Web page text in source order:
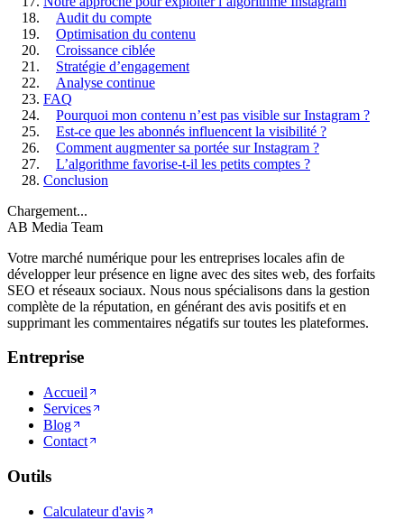
Audit du compte
Optimisation du contenu
Croissance ciblée
Stratégie d’engagement
Analyse continue
FAQ
Pourquoi mon contenu n’est pas visible sur Instagram ?
Est-ce que les abonnés influencent la visibilité ?
Comment augmenter sa portée sur Instagram ?
L’algorithme favorise-t-il les petits comptes ?
Conclusion
Chargement...
AB Media Team
Votre marché numérique pour les entreprises locales afin de
développer leur présence en ligne avec des sites web, des forfaits
SEO et réseaux sociaux. Nous nous spécialisons dans la gestion
complète de la réputation, en générant des avis positifs et en
supprimant les commentaires négatifs sur toutes les plateformes.
Entreprise
Accueil
Services
Blog
Contact
Outils
Calculateur d'avis